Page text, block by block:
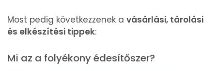
Most pedig következzenek a vásárlási, tárolási
és elkészítési tippek:
Mi az a folyékony édesítőszer?